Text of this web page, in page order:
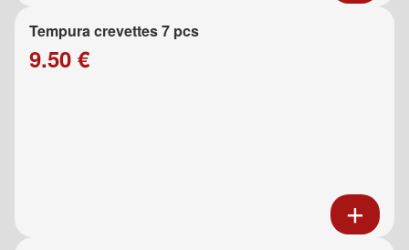
Tempura crevettes 7 pcs
9.50 €